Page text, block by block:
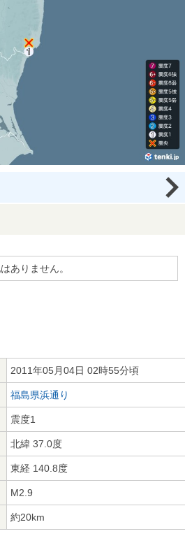
ありません。
2011年05月04日 02時55分頃
福島県浜通り
震度1
北緯 37.0度
東経 140.8度
M2.9
約20km